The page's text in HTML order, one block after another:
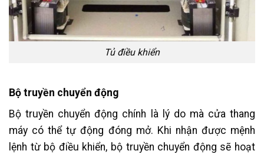
Tủ điều khiển
Bộ truyền chuyển động
Bộ truyền chuyển động chính là lý do mà cửa thang
máy có thể tự động đóng mở. Khi nhận được mệnh
lệnh từ bộ điều khiển, bộ truyền chuyển động sẽ hoạt